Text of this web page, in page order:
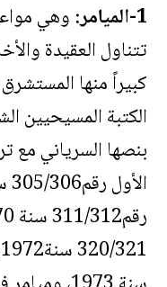
1-الميامر:
وهي
تتناول العقيدة
كبيراً منها
بنصها السرياني مع